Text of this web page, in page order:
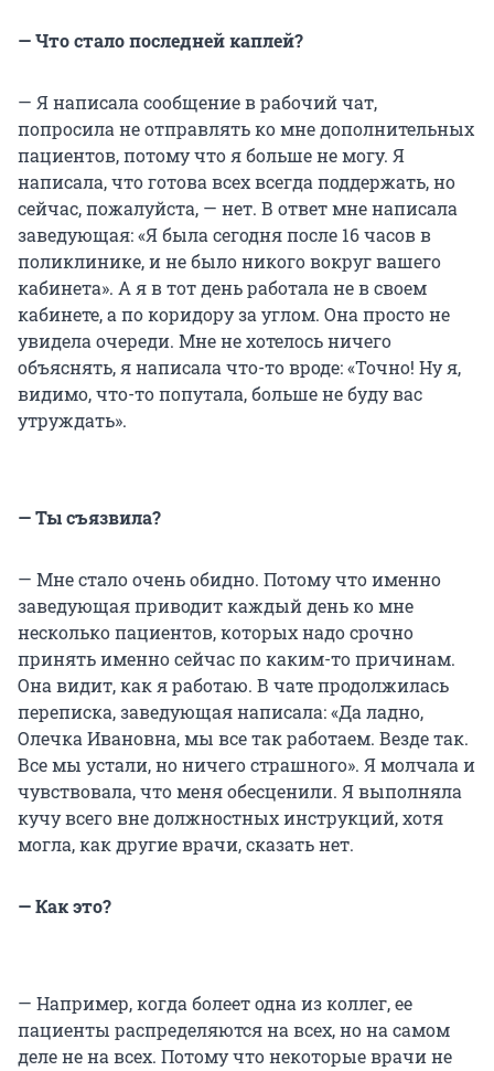
— Что стало последней каплей?
— Я написала сообщение в рабочий чат,
попросила не отправлять ко мне дополнительных
пациентов, потому что я больше не могу. Я
написала, что готова всех всегда поддержать, но
сейчас, пожалуйста, — нет. В ответ мне написала
заведующая: «Я была сегодня после 16 часов в
поликлинике, и не было никого вокруг вашего
кабинета». А я в тот день работала не в своем
кабинете, а по коридору за углом. Она просто не
увидела очереди. Мне не хотелось ничего
объяснять, я написала что-то вроде: «Точно! Ну я,
видимо, что-то попутала, больше не буду вас
утруждать».
— Ты съязвила?
— Мне стало очень обидно. Потому что именно
заведующая приводит каждый день ко мне
несколько пациентов, которых надо срочно
принять именно сейчас по каким-то причинам.
Она видит, как я работаю. В чате продолжилась
переписка, заведующая написала: «Да ладно,
Олечка Ивановна, мы все так работаем. Везде так.
Все мы устали, но ничего страшного». Я молчала и
чувствовала, что меня обесценили. Я выполняла
кучу всего вне должностных инструкций, хотя
могла, как другие врачи, сказать нет.
— Как это?
— Например, когда болеет одна из коллег, ее
пациенты распределяются на всех, но на самом
деле не на всех. Потому что некоторые врачи не